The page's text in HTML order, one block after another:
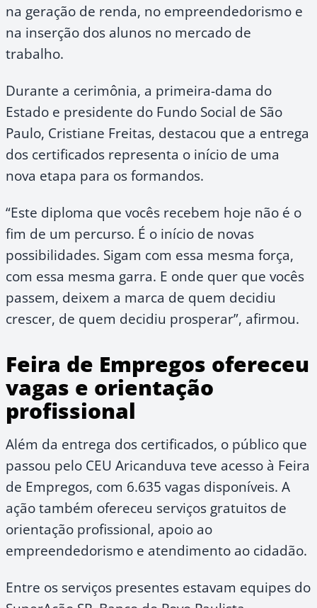
na geração de renda, no empreendedorismo e
na inserção dos alunos no mercado de
trabalho.
Durante a cerimônia, a primeira-dama do
Estado e presidente do Fundo Social de São
Paulo, Cristiane Freitas, destacou que a entrega
dos certificados representa o início de uma
nova etapa para os formandos.
“Este diploma que vocês recebem hoje não é o
fim de um percurso. É o início de novas
possibilidades. Sigam com essa mesma força,
com essa mesma garra. E onde quer que vocês
passem, deixem a marca de quem decidiu
crescer, de quem decidiu prosperar”, afirmou.
Feira de Empregos ofereceu
vagas e orientação
profissional
Além da entrega dos certificados, o público que
passou pelo CEU Aricanduva teve acesso à Feira
de Empregos, com 6.635 vagas disponíveis. A
ação também ofereceu serviços gratuitos de
orientação profissional, apoio ao
empreendedorismo e atendimento ao cidadão.
Entre os serviços presentes estavam equipes do